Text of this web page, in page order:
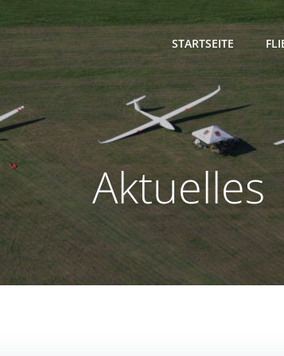
STARTSEITE
Aktuelles